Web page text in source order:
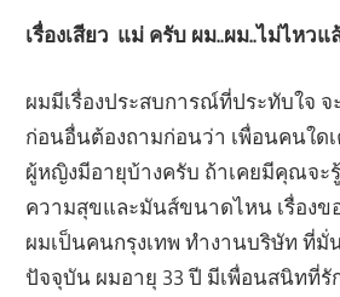
เรื่องเสียว แม่ ครับ ผม..ผม..ไม่ไหว
ผมมีเรื่องประสบการณ์ที่ประทับใจ จ
ก่อนอื่นต้องถามก่อนว่า เพื่อนคนใด
ผู้หญิงมีอายุบ้างครับ ถ้าเคยมีคุณจะ
ความสุขและมันส์ขนาดไหน เรื่อง
ผมเป็นคนกรุงเทพ ทำงานบริษัท ที่
ปัจจุบัน ผมอายุ 33 ปี มีเพื่อนสนิทที่รั